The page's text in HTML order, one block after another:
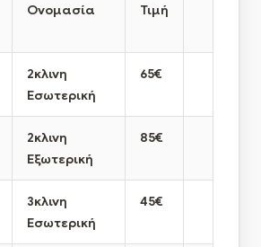
Ονομασία Τιμή
2κλινη
Εσωτερική
65€
2κλινη
Εξωτερική
85€
3κλινη
Εσωτερική
45€